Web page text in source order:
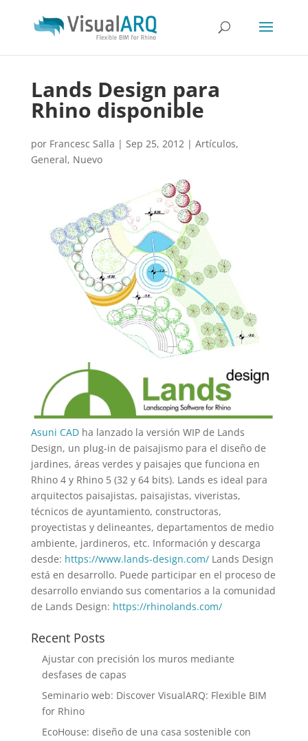
Lands Design para
Rhino disponible
por Francesc Salla | Sep 25, 2012| Artículos,
General, Nuevo
Asuni CADha lanzado la versión WIP de Lands
Design, un plug-in de paisajismo para el diseño de
jardines, áreas verdes y paisajes que funciona en
Rhino 4 y Rhino 5 (32 y 64 bits). Lands es ideal para
arquitectos paisajistas, paisajistas, viveristas,
técnicos de ayuntamiento, constructoras,
proyectistas y delineantes, departamentos de medio
ambiente, jardineros, etc. Información y descarga
desde: https://www.lands-design.com/Lands Design
está en desarrollo. Puede participar en el proceso de
desarrollo enviando sus comentarios a la comunidad
de Lands Design: https://rhinolands.com/
Recent Posts
Ajustar con precisión los muros mediante
desfases de capas
Seminario web: Discover VisualARQ: Flexible BIM
for Rhino
EcoHouse: diseño de una casa sostenible con